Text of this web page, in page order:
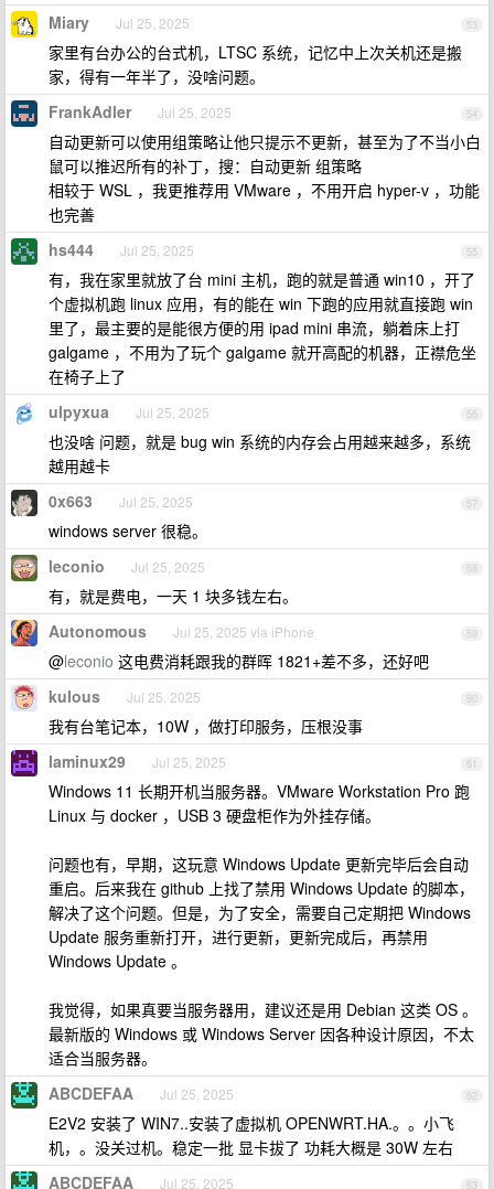
53
Miary Jul 25, 2025
家里有台办公的台式机，LTSC 系统，记忆中上次关机还是搬
家，得有一年半了，没啥问题。
54
FrankAdler Jul 25, 2025
自动更新可以使用组策略让他只提示不更新，甚至为了不当小白
鼠可以推迟所有的补丁，搜：自动更新 组策略
相较于 WSL ，我更推荐用 VMware ，不用开启 hyper-v ，功能
也完善
55
hs444 Jul 25, 2025
有，我在家里就放了台 mini 主机，跑的就是普通 win10 ，开了
个虚拟机跑 linux 应用，有的能在 win 下跑的应用就直接跑 win
里了，最主要的是能很方便的用 ipad mini 串流，躺着床上打
galgame ，不用为了玩个 galgame 就开高配的机器，正襟危坐
在椅子上了
56
ulpyxua Jul 25, 2025
也没啥 问题，就是 bug win 系统的内存会占用越来越多，系统
越用越卡
57
0x663 Jul 25, 2025
windows server 很稳。
58
leconio Jul 25, 2025
有，就是费电，一天 1 块多钱左右。
59
Autonomous Jul 25, 2025 via iPhone
@leconio 这电费消耗跟我的群晖 1821+差不多，还好吧
60
kulous Jul 25, 2025
我有台笔记本，10W ，做打印服务，压根没事
61
laminux29 Jul 25, 2025
Windows 11 长期开机当服务器。VMware Workstation Pro 跑
Linux 与 docker ，USB 3 硬盘柜作为外挂存储。
问题也有，早期，这玩意 Windows Update 更新完毕后会自动
重启。后来我在 github 上找了禁用 Windows Update 的脚本，
解决了这个问题。但是，为了安全，需要自己定期把 Windows
Update 服务重新打开，进行更新，更新完成后，再禁用
Windows Update 。
我觉得，如果真要当服务器用，建议还是用 Debian 这类 OS 。
最新版的 Windows 或 Windows Server 因各种设计原因，不太
适合当服务器。
62
ABCDEFAA Jul 25, 2025
E2V2 安装了 WIN7..安装了虚拟机 OPENWRT.HA.。。小飞
机，。没关过机。稳定一批 显卡拔了 功耗大概是 30W 左右
63
ABCDEFAA Jul 25, 2025